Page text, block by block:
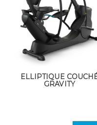
ELLIPTIQUE
GRAVITY